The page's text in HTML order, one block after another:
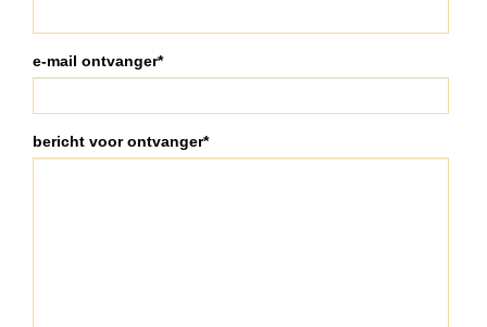
e-mail ontvanger*
bericht voor ontvanger*